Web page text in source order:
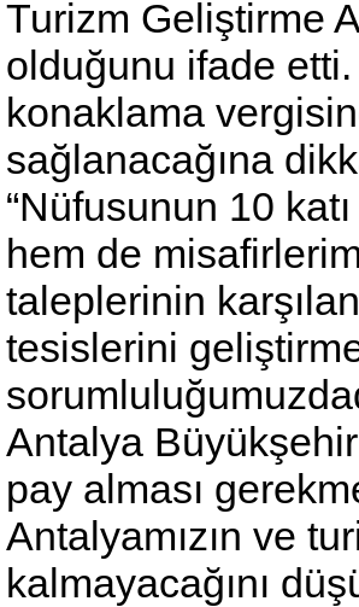
Turizm Geliştirme
olduğunu ifade
konaklama
sağlanacağına
“Nüfusunun 10
hem de
taleplerinin
tesislerini
Antalya
pay alması
Antalyamızın ve
kalmayacağını